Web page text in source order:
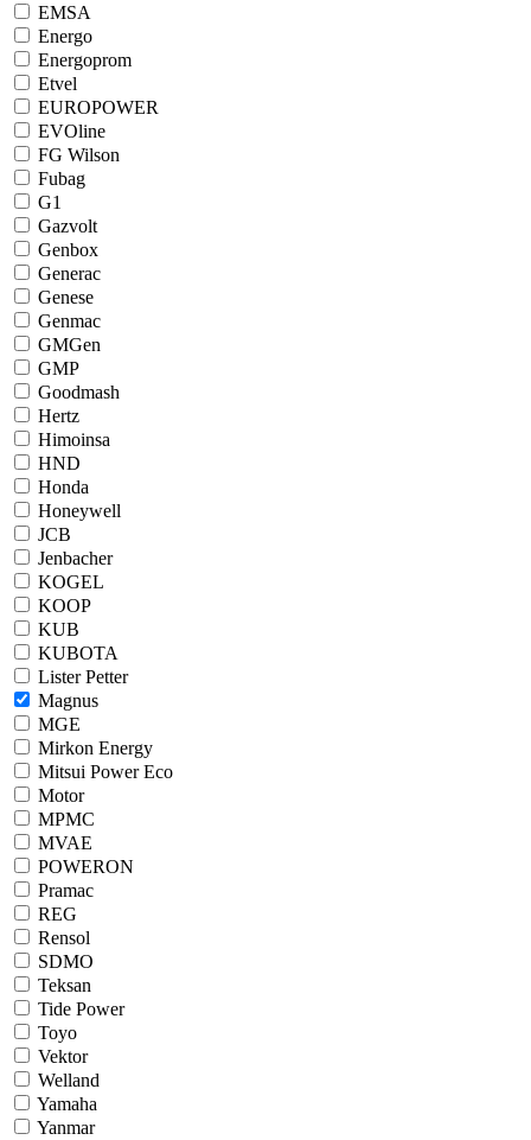
EMSA
Energo
Energoprom
Etvel
EUROPOWER
EVOline
FG Wilson
Fubag
G1
Gazvolt
Genbox
Generac
Genese
Genmac
GMGen
GMP
Goodmash
Hertz
Himoinsa
HND
Honda
Honeywell
JCB
Jenbacher
KOGEL
KOOP
KUB
KUBOTA
Lister Petter
Magnus
MGE
Mirkon Energy
Mitsui Power Eco
Motor
MPMC
MVAE
POWERON
Pramac
REG
Rensol
SDMO
Teksan
Tide Power
Toyo
Vektor
Welland
Yamaha
Yanmar